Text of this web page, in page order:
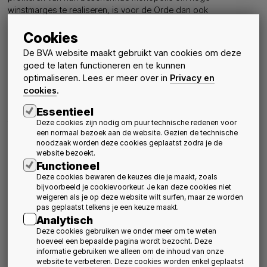
Cookies
De BVA website maakt gebruikt van cookies om deze
goed te laten functioneren en te kunnen
optimaliseren. Lees er meer over in Privacy en
cookies.
Essentieel
Deze cookies zijn nodig om puur technische redenen voor
een normaal bezoek aan de website. Gezien de technische
noodzaak worden deze cookies geplaatst zodra je de
website bezoekt.
Functioneel
Deze cookies bewaren de keuzes die je maakt, zoals
bijvoorbeeld je cookievoorkeur. Je kan deze cookies niet
weigeren als je op deze website wilt surfen, maar ze worden
pas geplaatst telkens je een keuze maakt.
Analytisch
Deze cookies gebruiken we onder meer om te weten
hoeveel een bepaalde pagina wordt bezocht. Deze
informatie gebruiken we alleen om de inhoud van onze
website te verbeteren. Deze cookies worden enkel geplaatst
winstmarges te realiseren, is voor de Orde dan ook
Architecten vragen loon naar werk
Uit een eerder
onderzoek van de KU Leuvenop initiatief van de
Orde van Architecten – Vlaamse Raad, uitgevoerd in 2015, bleek
reeds dat het beroep van architect veel arbeidsintensiever is
dan algemeen wordt gedacht. Niet alleen bouwheren en
overheden, maar ook architecten zelf schatten de workload van
een bouwproject veel te laag in. Het fors toegenomen
takenpakket maakt dat een gelijkaardig bouwproject vandaag
soms bijna dubbel zoveel werkuren in beslag neemt in
vergelijking met pakweg twintig jaar geleden.
Een correct en eerlijk uurloon schommelt tussen de 65 en 95
euro, afhankelijk van de aard van de opdracht en van het
kantoor, zo bleek uit het onderzoek. Architecten moeten het in
realiteit vaak met minder stellen: het gemiddelde bruto uurloon
van een architect bedraagt 36 euro voor renovatie, voor
nieuwbouw is dat 47 euro.
De Orde van Architecten zal blijven ijveren voor correcte
wedstrijdprocedures, correcte overheidsopdrachten en
correcte erelonen voor alle architecten.